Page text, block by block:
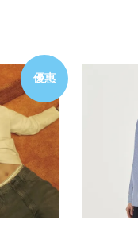
優惠